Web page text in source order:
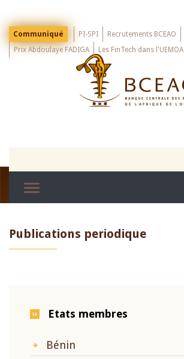
mainMenu
Top
Communiqué PI-SPI Recrutements BCEAO
Prix Abdoulaye FADIGA
Les FinTech dans l'UEMOA
Publications periodique
Etats membres
Bénin